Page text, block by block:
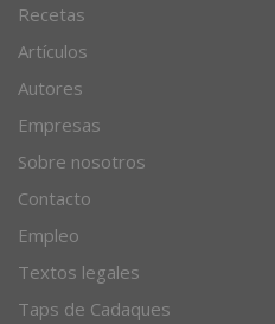
Recetas
Artículos
Autores
Empresas
Sobre nosotros
Contacto
Empleo
Textos legales
Taps de Cadaques